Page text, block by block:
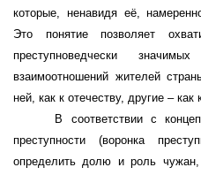
которые, ненавидя её,
Это понятие позволяет
преступноведчески
взаимоотношений жителей
ней, как к отечеству, другие – как
В соответствии с
преступности (воронка
определить долю и роль